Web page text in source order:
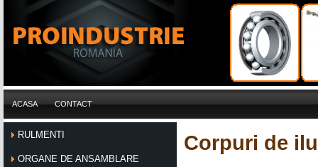
ACASA CONTACT
RULMENTI
ORGANE DE ANSAMBLARE
Corpuri de